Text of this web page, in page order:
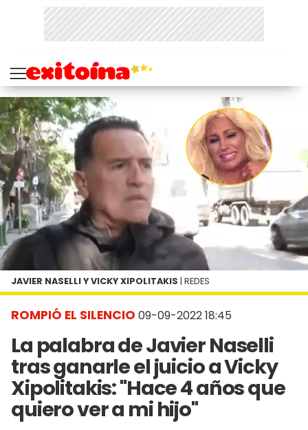
ROMPIÓ EL SILENCIO 09-09-2022 18:45
La palabra de Javier Naselli
tras ganarle el juicio a Vicky
Xipolitakis: "Hace 4 años que
quiero ver a mi hijo"
JAVIER NASELLI Y VICKY XIPOLITAKIS | REDES